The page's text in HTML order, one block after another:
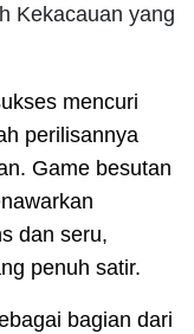
Kekacauan yang
mencuri
perilisannya
Game besutan
dan seru,
penuh satir.
bagian dari